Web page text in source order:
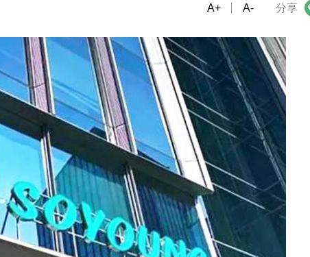
分享
微信 微博
A+ A-